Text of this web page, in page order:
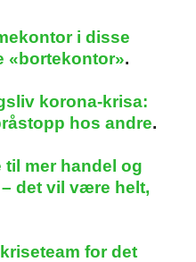
i disse
«bortekontor».
korona-krisa:
hos andre.
mer handel og
det vil være helt,
for det